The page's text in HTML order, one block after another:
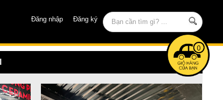
Đăng nhập Đăng ký
0